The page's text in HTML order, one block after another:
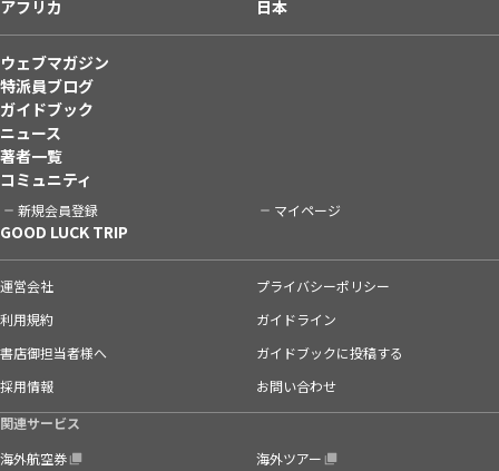
アフリカ
日本
ウェブマガジン
特派員ブログ
ガイドブック
ニュース
著者一覧
コミュニティ
新規会員登録 マイページ
GOOD LUCK TRIP
運営会社
プライバシーポリシー
利用規約
ガイドライン
書店御担当者様へ
ガイドブックに投稿する
採用情報
お問い合わせ
関連サービス
海外航空券
海外ツアー